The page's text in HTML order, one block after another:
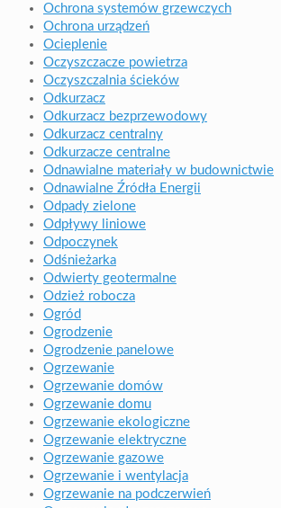
Ochrona systemów grzewczych
Ochrona urządzeń
Ocieplenie
Oczyszczacze powietrza
Oczyszczalnia ścieków
Odkurzacz
Odkurzacz bezprzewodowy
Odkurzacz centralny
Odkurzacze centralne
Odnawialne materiały w budownictwie
Odnawialne Źródła Energii
Odpady zielone
Odpływy liniowe
Odpoczynek
Odśnieżarka
Odwierty geotermalne
Odzież robocza
Ogród
Ogrodzenie
Ogrodzenie panelowe
Ogrzewanie
Ogrzewanie domów
Ogrzewanie domu
Ogrzewanie ekologiczne
Ogrzewanie elektryczne
Ogrzewanie gazowe
Ogrzewanie i wentylacja
Ogrzewanie na podczerwień